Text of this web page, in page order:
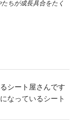
ちが成長具合をたく
シート屋さんです
なっているシート